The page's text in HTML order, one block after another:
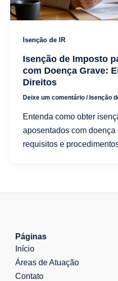
Isenção de IR
Isenção de Imposto
com Doença Grave:
Direitos
Deixe um comentário / Isenção
Entenda como obter
aposentados com doença
requisitos e
Páginas
Início
Áreas de Atuação
Contato